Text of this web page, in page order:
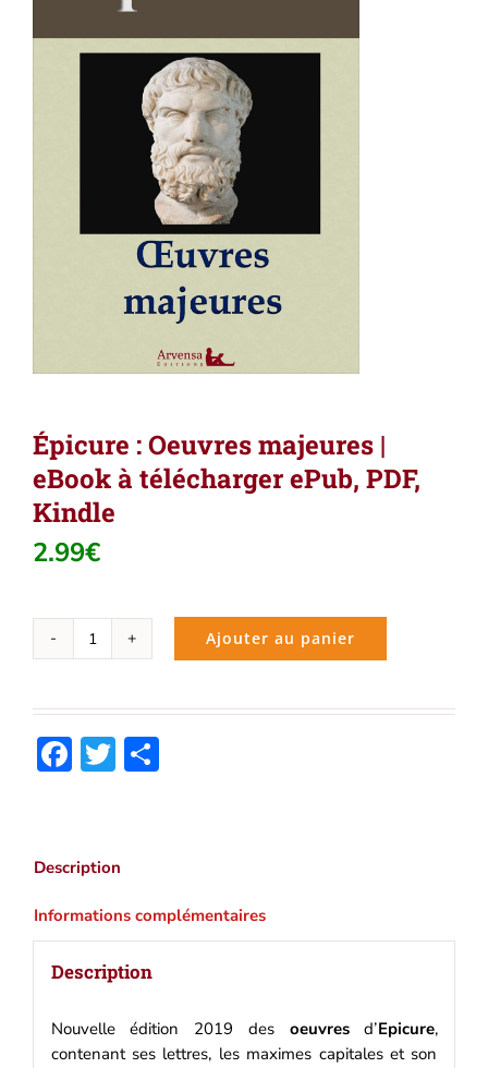
Épicure : Oeuvres majeures |
eBook à télécharger ePub, PDF,
Kindle
2.99€
quantité
Oeuvres
majeures
télécharger
PDF,
Ajouter au panier
Facebook
Twitter
Description
Informations complémentaires
Description
Nouvelle édition 2019 desoeuvresd’Epicure,
contenant ses lettres, les maximes capitales et son